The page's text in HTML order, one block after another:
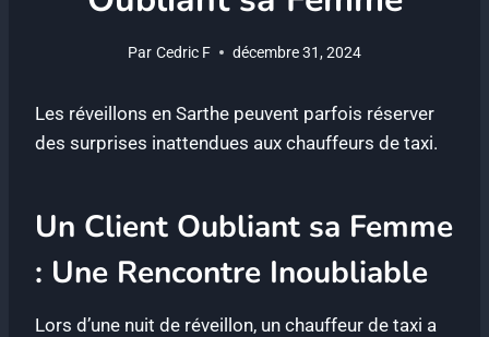
Par Cedric F décembre 31, 2024
Les réveillons en Sarthe peuvent parfois réserver
des surprises inattendues aux chauffeurs de taxi.
Un Client Oubliant sa Femme
: Une Rencontre Inoubliable
Lors d’une nuit de réveillon, un chauffeur de taxi a